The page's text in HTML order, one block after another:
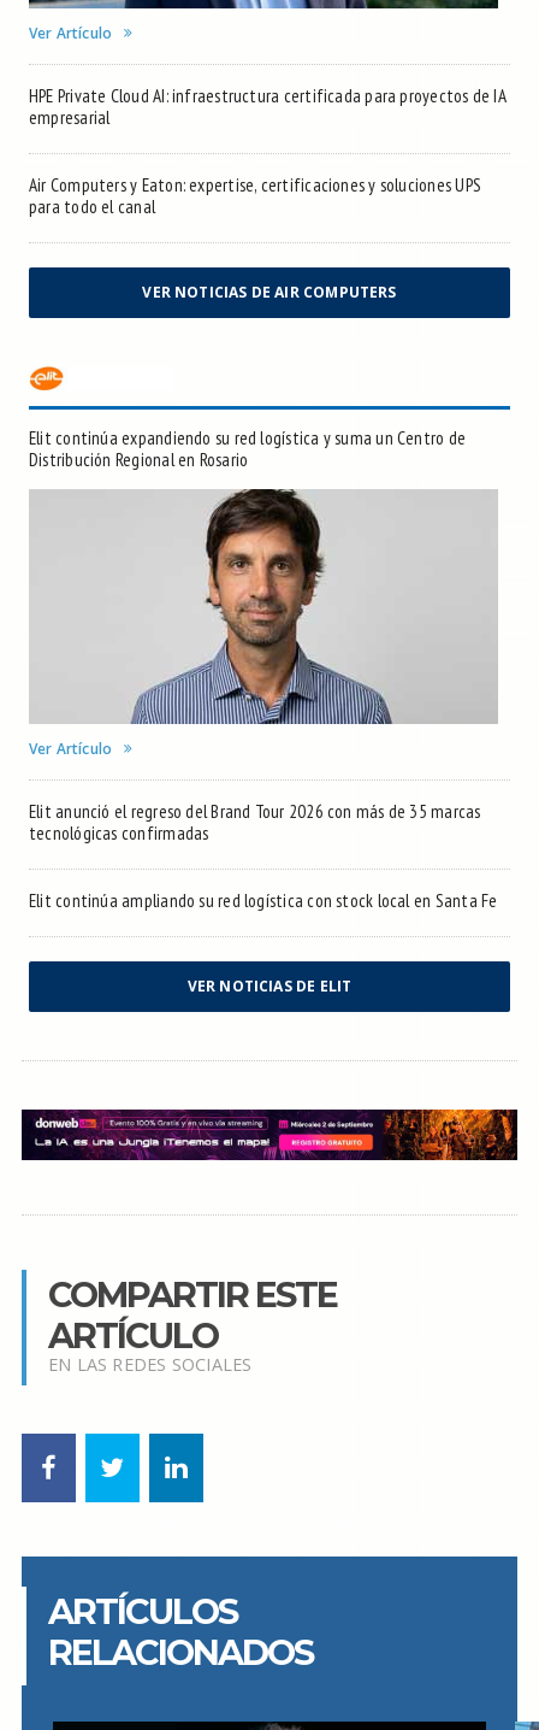
Ver Artículo
HPE Private Cloud AI: infraestructura certificada para proyectos de IA
empresarial
Air Computers y Eaton: expertise, certificaciones y soluciones UPS
para todo el canal
VER NOTICIAS DE AIR COMPUTERS
Elit continúa expandiendo su red logística y suma un Centro de
Distribución Regional en Rosario
Ver Artículo
Elit anunció el regreso del Brand Tour 2026 con más de 35 marcas
tecnológicas confirmadas
Elit continúa ampliando su red logística con stock local en Santa Fe
VER NOTICIAS DE ELIT
COMPARTIR ESTE
ARTÍCULO
EN LAS REDES SOCIALES
ARTÍCULOS
RELACIONADOS